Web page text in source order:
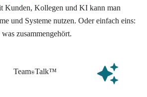
Kunden, Kollegen und KI kann man
und Systeme nutzen. Oder einfach eins:
zusammengehört.
Team®Talk™